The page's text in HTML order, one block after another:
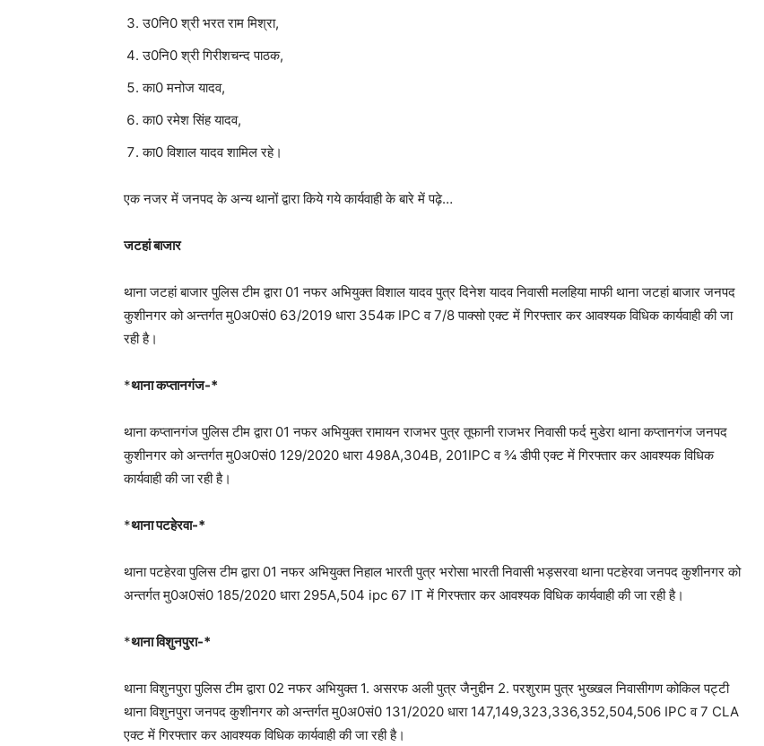
उ0नि0 श्री भरत राम मिश्रा,
उ0नि0 श्री गिरीशचन्द पाठक,
का0 मनोज यादव,
का0 रमेश सिंह यादव,
का0 विशाल यादव शामिल रहे।
एक नजर में जनपद के अन्य थानों द्वारा किये गये कार्यवाही के बारे में पढ़े…
जटहां बाजार
थाना जटहां बाजार पुलिस टीम द्वारा 01 नफर अभियुक्त विशाल यादव पुत्र दिनेश यादव निवासी मलहिया माफी थाना जटहां बाजार जनपद
कुशीनगर को अन्तर्गत मु0अ0सं0 63/2019 धारा 354क IPC व 7/8 पाक्सो एक्ट में गिरफ्तार कर आवश्यक विधिक कार्यवाही की जा
रही है।
*थाना कप्तानगंज-*
थाना कप्तानगंज पुलिस टीम द्वारा 01 नफर अभियुक्त रामायन राजभर पुत्र तूफानी राजभर निवासी फर्द मुडेरा थाना कप्तानगंज जनपद
कुशीनगर को अन्तर्गत मु0अ0सं0 129/2020 धारा 498A,304B, 201IPC व ¾ डीपी एक्ट में गिरफ्तार कर आवश्यक विधिक
कार्यवाही की जा रही है।
*थाना पटहेरवा-*
थाना पटहेरवा पुलिस टीम द्वारा 01 नफर अभियुक्त निहाल भारती पुत्र भरोसा भारती निवासी भड़सरवा थाना पटहेरवा जनपद कुशीनगर को
अन्तर्गत मु0अ0सं0 185/2020 धारा 295A,504 ipc 67 IT में गिरफ्तार कर आवश्यक विधिक कार्यवाही की जा रही है।
*थाना विशुनपुरा-*
थाना विशुनपुरा पुलिस टीम द्वारा 02 नफर अभियुक्त 1. असरफ अली पुत्र जैनुद्दीन 2. परशुराम पुत्र भुख्खल निवासीगण कोकिल पट्टी
थाना विशुनपुरा जनपद कुशीनगर को अन्तर्गत मु0अ0सं0 131/2020 धारा 147,149,323,336,352,504,506 IPC व 7 CLA
एक्ट में गिरफ्तार कर आवश्यक विधिक कार्यवाही की जा रही है।